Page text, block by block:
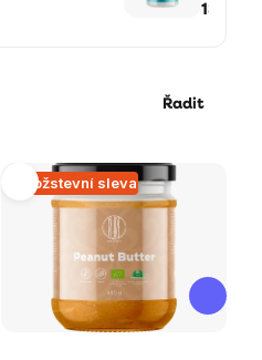
139 Kč
Řadit
Množstevní sleva